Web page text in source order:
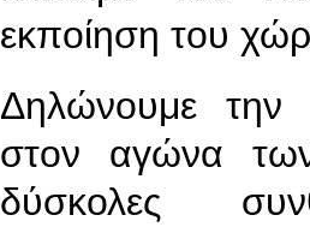
εκποίηση του
Δηλώνουμε την
στον αγώνα
δύσκολες